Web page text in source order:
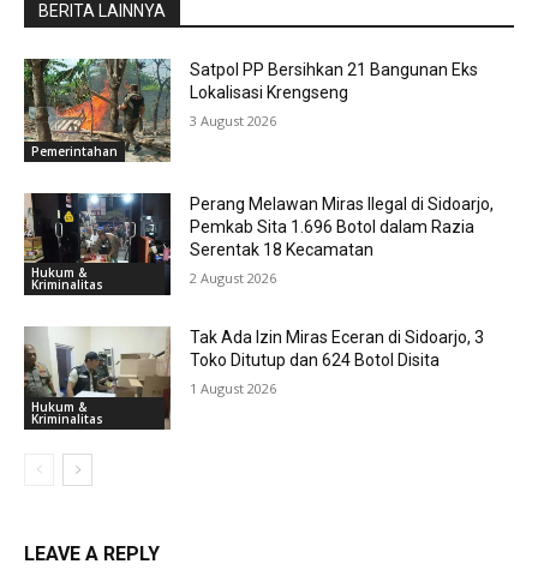
BERITA LAINNYA
Pemerintahan
Satpol PP Bersihkan 21 Bangunan Eks
Lokalisasi Krengseng
3 August 2026
Hukum &
Kriminalitas
Perang Melawan Miras Ilegal di Sidoarjo,
Pemkab Sita 1.696 Botol dalam Razia
Serentak 18 Kecamatan
2 August 2026
Hukum &
Kriminalitas
Tak Ada Izin Miras Eceran di Sidoarjo, 3
Toko Ditutup dan 624 Botol Disita
1 August 2026
LEAVE A REPLY